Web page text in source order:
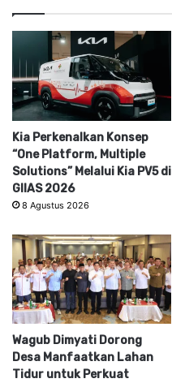
Kia Perkenalkan Konsep
“One Platform, Multiple
Solutions” Melalui Kia PV5 di
GIIAS 2026
8 Agustus 2026
Wagub Dimyati Dorong
Desa Manfaatkan Lahan
Tidur untuk Perkuat